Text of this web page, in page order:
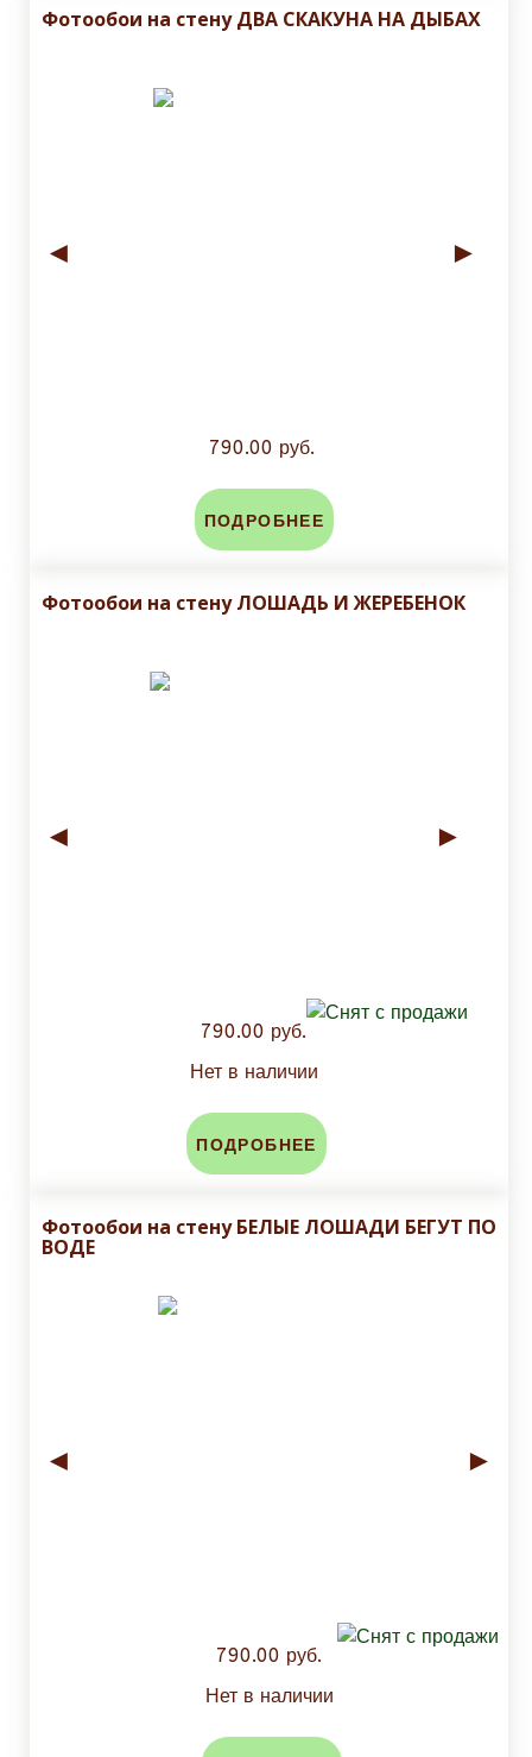
Фотообои на стену ДВА СКАКУНА НА ДЫБАХ
◄ ►
790.00 руб.
ПОДРОБНЕЕ
Фотообои на стену ЛОШАДЬ И ЖЕРЕБЕНОК
◄ ►
790.00 руб.
Нет в наличии
ПОДРОБНЕЕ
Фотообои на стену БЕЛЫЕ ЛОШАДИ БЕГУТ ПО
ВОДЕ
◄ ►
790.00 руб.
Нет в наличии